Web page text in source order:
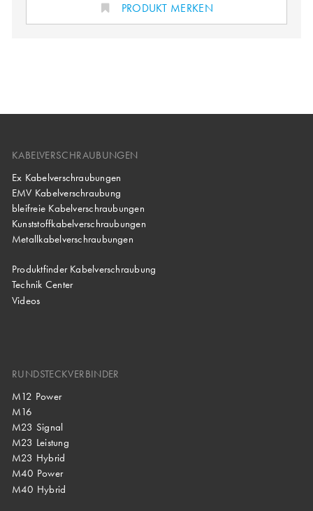
PRODUKT MERKEN
KABELVERSCHRAUBUNGEN
Ex Kabelverschraubungen
EMV Kabelverschraubung
bleifreie Kabelverschraubungen
Kunststoffkabelverschraubungen
Metallkabelverschraubungen
Produktfinder Kabelverschraubung
Technik Center
Videos
RUNDSTECKVERBINDER
M12 Power
M16
M23 Signal
M23 Leistung
M23 Hybrid
M40 Power
M40 Hybrid